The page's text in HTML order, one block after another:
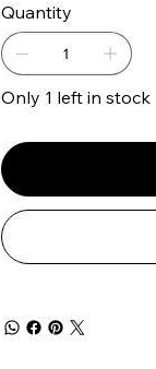
Quantity
Only 1 left in stock